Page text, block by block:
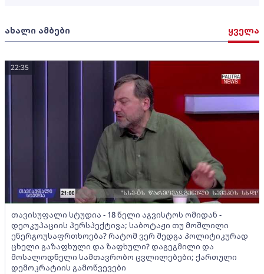
ახალი ამბები ყველა
თავისუფალი სტუდია - 18 წელი აგვისტოს ომიდან -
დეოკუპაციის პერსპექტივა; საბოტაჟი თუ მოშლილი
ენერგოუსაფრთხოება? რატომ ვერ შედგა პოლიტიკურად
ცხელი გაზაფხული და ზაფხული? დაგეგმილი და
მოსალოდნელი სამთავრობო ცვლილებები; ქართული
დემოკრატიის გამოწვევები
22:35